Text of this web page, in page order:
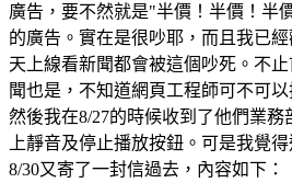
廣告，要不然就是"半價！半價！半
的廣告。實在是很吵耶，而且我已
天上線看新聞都會被這個吵死。不
聞也是，不知道網頁工程師可不可以
然後我在8/27的時候收到了他們業務
上靜音及停止播放按鈕。可是我覺
8/30又寄了一封信過去，內容如下